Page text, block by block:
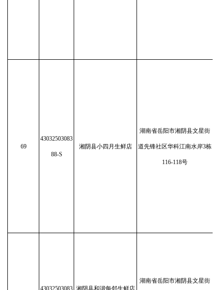
69
43032503083
88-S
湘阴县小四月生鲜店
湖南省岳阳市湘阴县文星街
道先锋社区华科江南水岸3栋
116-118号
43032503083 湘阴县和谐每邻生鲜店
湖南省岳阳市湘阴县文星街